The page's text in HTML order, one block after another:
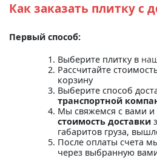
Как заказать плитку с
Первый способ:
Выберите плитку в
Рассчитайте
корзину
Выберите способ
транспортной
Мы свяжемся с вами и
стоимость доставки
габаритов груза,
После оплаты счета
через выбранную